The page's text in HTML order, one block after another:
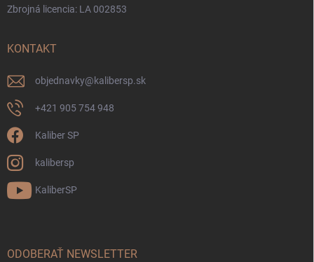
Zbrojná licencia: LA 002853
KONTAKT
objednavky@kalibersp.sk
+421 905 754 948
Kaliber SP
kalibersp
KaliberSP
ODOBERAŤ NEWSLETTER